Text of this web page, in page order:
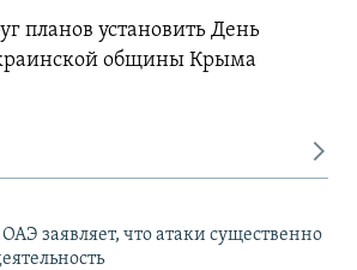
планов установить День
общины Крыма
заявляет, что атаки существенно